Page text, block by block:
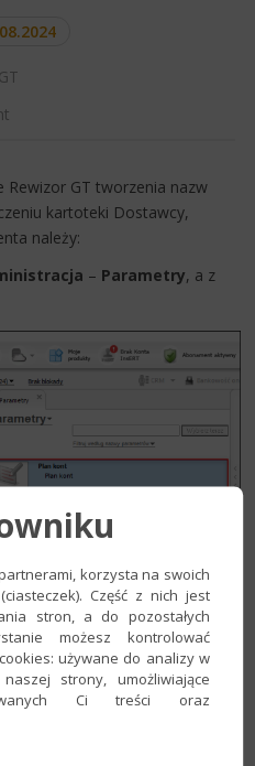
Rewizor GT tworzenia nazw
kartoteki Dostawcy,
należy:
– Parametry, a z
i w
korzysta na swoich
Część z nich jest
stron, a do pozostałych
możesz kontrolować
używane do analizy w
strony, umożliwiające
Ci treści oraz